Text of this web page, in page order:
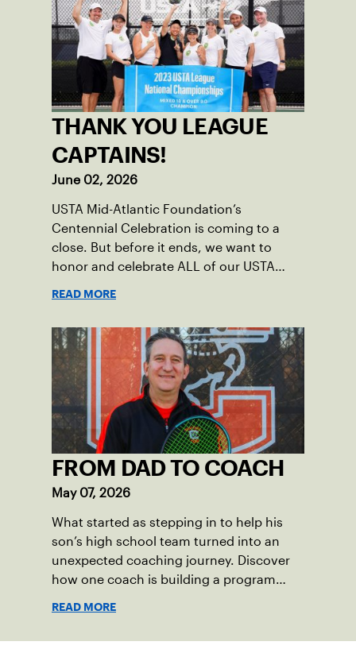
THANK YOU LEAGUE
CAPTAINS!
June 02, 2026
USTA Mid-Atlantic Foundation’s
Centennial Celebration is coming to a
close. But before it ends, we want to
honor and celebrate ALL of our USTA
community among adult players, but they
also ensure tennis in our region remains
vibrant and strong.
READ MORE
FROM DAD TO COACH
May 07, 2026
What started as stepping in to help his
son’s high school team turned into an
unexpected coaching journey. Discover
how one coach is building a program
READ MORE